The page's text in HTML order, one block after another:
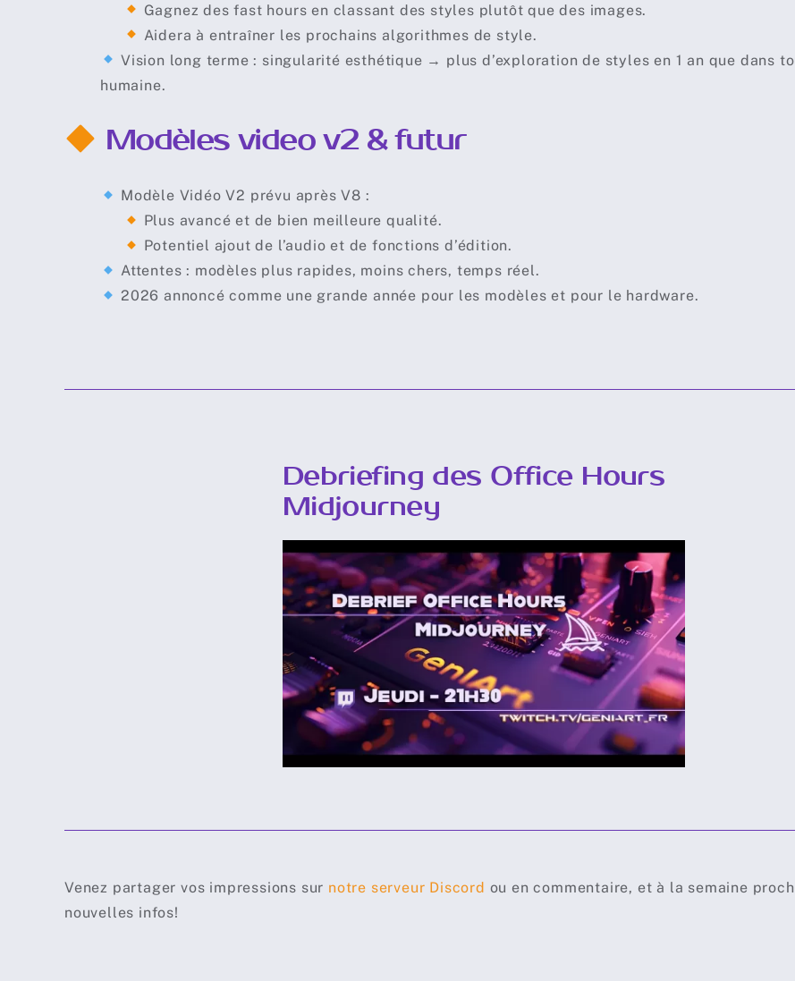
Gagnez des fast hours en classant des styles plutôt que des images.
Aidera à entraîner les prochains algorithmes de style.
Vision long terme : singularité esthétique → plus d’exploration de styles en 1 an que dans
humaine.
Modèles video v2 & futur
Modèle Vidéo V2 prévu après V8 :
Plus avancé et de bien meilleure qualité.
Potentiel ajout de l’audio et de fonctions d’édition.
Attentes : modèles plus rapides, moins chers, temps réel.
2026 annoncé comme une grande année pour les modèles et pour le hardware.
Debriefing des Office Hours
Midjourney
Venez partager vos impressions sur notre serveur Discord ou en commentaire, et à la semaine
nouvelles infos!